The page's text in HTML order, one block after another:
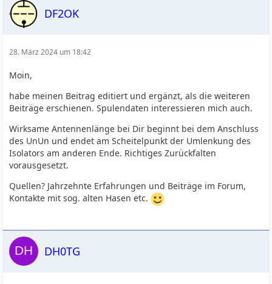
DF2OK
28. März 2024 um 18:42
Moin,
habe meinen Beitrag editiert und ergänzt, als die weiteren
Beiträge erschienen. Spulendaten interessieren mich auch.
Wirksame Antennenlänge bei Dir beginnt bei dem Anschluss
des UnUn und endet am Scheitelpunkt der Umlenkung des
Isolators am anderen Ende. Richtiges Zurückfalten
vorausgesetzt.
Quellen? Jahrzehnte Erfahrungen und Beiträge im Forum,
Kontakte mit sog. alten Hasen etc.
DH0TG